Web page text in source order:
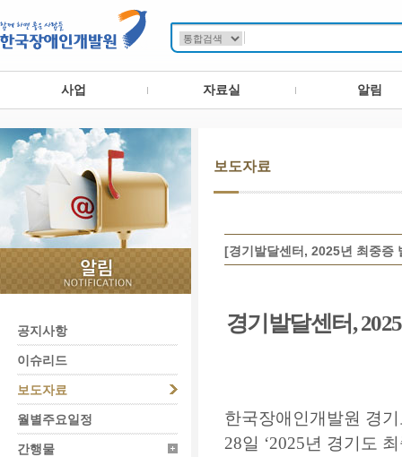
사업 자료실 알림
공지사항
이슈리드
보도자료
월별주요일정
간행물
보도자료
[경기발달센터, 2025년 최중증
경기발달센터, 2025
한국장애인개발원 경
28일 ‘2025년 경기도